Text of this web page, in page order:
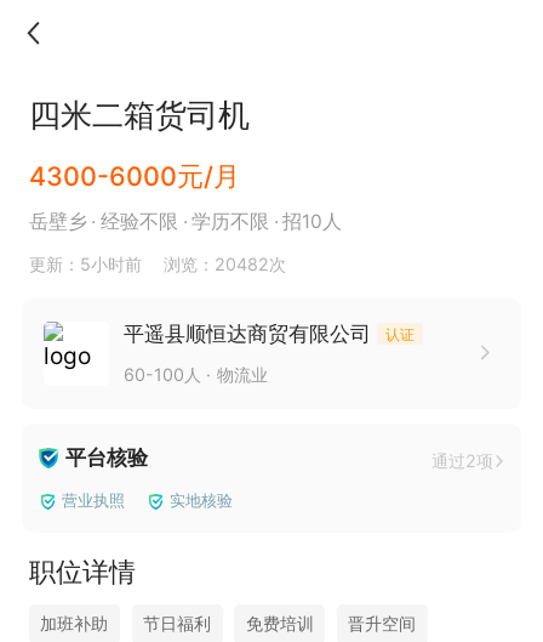
四米二箱货司机
4300-6000元/月
岳壁乡 经验不限 学历不限 招10人
更新：5小时前 浏览：20482次
平遥县顺恒达商贸有限公司 认证
60-100人 物流业
平台核验 通过2项
营业执照 实地核验
职位详情
加班补助 节日福利 免费培训 晋升空间